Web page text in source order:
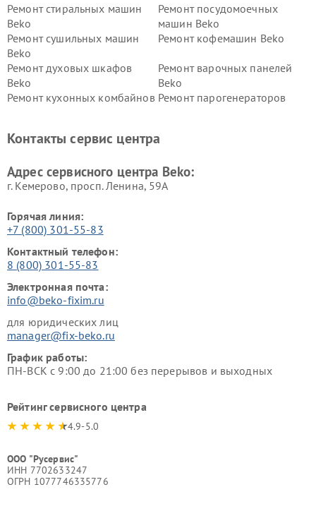
Ремонт стиральных машин
Beko
Ремонт посудомоечных
машин Beko
Ремонт сушильных машин
Beko
Ремонт кофемашин Beko
Ремонт духовых шкафов
Beko
Ремонт варочных панелей
Beko
Ремонт кухонных комбайнов Ремонт парогенераторов
Ремонт холодильников Beko Ремонт морозильных камер
Контакты сервис центра
Адрес сервисного центра Beko:
г. Кемерово, просп. Ленина, 59А
Горячая линия:
+7 (800) 301-55-83
Контактный телефон:
8 (800) 301-55-83
Электронная почта:
info@beko-fixim.ru
для юридических лиц
manager@fix-beko.ru
График работы:
ПН-ВСК с 9:00 до 21:00 без перерывов и выходных
Рейтинг сервисного центра
4.9-5.0
ООО "Русервис"
ИНН 7702633247
ОГРН 1077746335776